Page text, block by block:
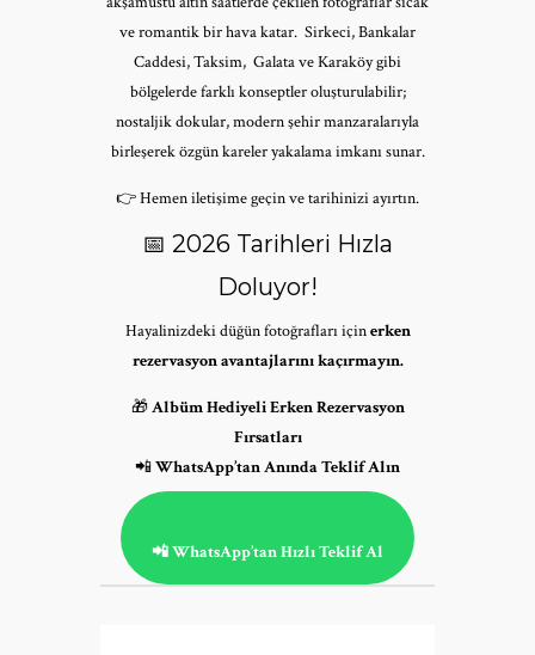
ve romantik bir hava katar. Sirkeci, Bankalar
Caddesi, Taksim, Galata ve Karaköy gibi
bölgelerde farklı konseptler oluşturulabilir;
nostaljik dokular, modern şehir manzaralarıyla
birleşerek özgün kareler yakalama imkanı sunar.
👉 Hemen iletişime geçin ve tarihinizi ayırtın.
📅 2026 Tarihleri Hızla
Doluyor!
Hayalinizdeki düğün fotoğrafları içinerken
rezervasyon avantajlarını kaçırmayın.
🎁Albüm Hediyeli Erken Rezervasyon
Fırsatları
📲WhatsApp’tan Anında Teklif Alın
📲 WhatsApp’tan Hızlı Teklif Al